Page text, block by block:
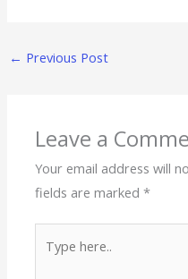
← Previous Post
Leave a
Your email address will
fields are marked*
here..